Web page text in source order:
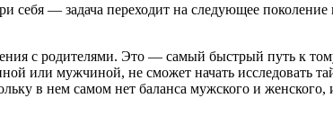
— задача переходит на следующее поколение
с родителями. Это — самый быстрый путь к
или мужчиной, не сможет начать исследовать
в нем самом нет баланса мужского и